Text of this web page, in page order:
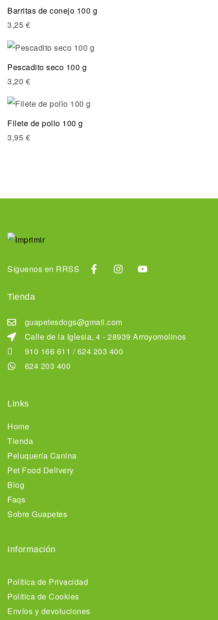
Barritas de conejo 100 g
3,25 €
Pescadito seco 100 g
3,20 €
Filete de pollo 100 g
3,95 €
Síguenos en RRSS
Tienda
guapetesdogs@gmail.com
Calle de la Iglesia, 4 - 28939 Arroyomolinos
910 166 611 / 624 203 400
624 203 400
Links
Home
Tienda
Peluquería Canina
Pet Food Delivery
Blog
Faqs
Sobre Guapetes
Información
Política de Privacidad
Política de Cookies
Envíos y devoluciones